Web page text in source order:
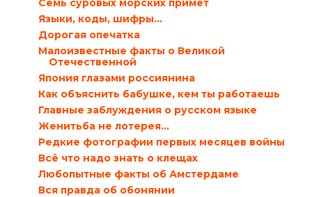
Семь суровых морских примет
Языки, коды, шифры…
Дорогая опечатка
Малоизвестные факты о Великой
Отечественной
Япония глазами россиянина
Как объяснить бабушке, кем ты работаешь
Главные заблуждения о русском языке
Женитьба не лотерея…
Редкие фотографии первых месяцев войны
Всё что надо знать о клещах
Любопытные факты об Амстердаме
Вся правда об обонянии